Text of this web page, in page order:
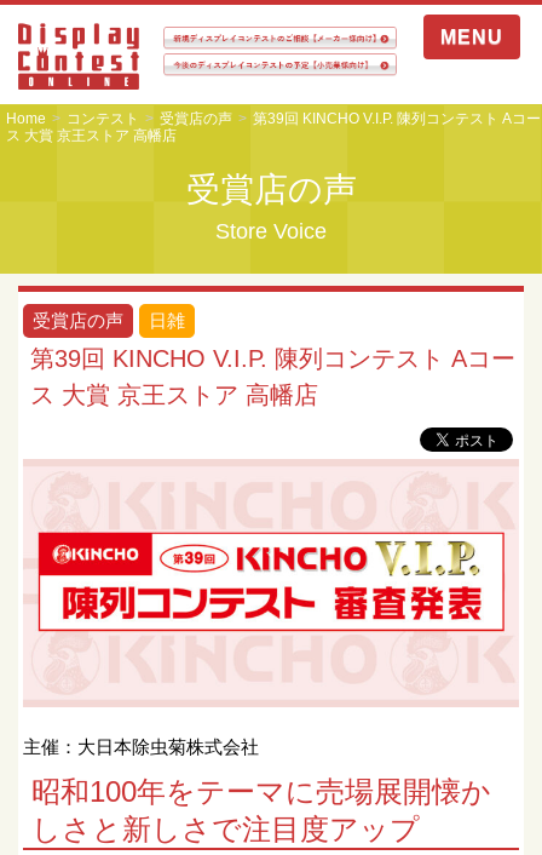
MENU
Home コンテスト 受賞店の声
第39回 KINCHO V.I.P. 陳列コンテスト Aコー
ス 大賞 京王ストア 高幡店
受賞店の声
Store Voice
受賞店の声 日雑
第39回 KINCHO V.I.P. 陳列コンテスト Aコー
ス 大賞 京王ストア 高幡店
主催：大日本除虫菊株式会社
昭和100年をテーマに売場展開懐か
しさと新しさで注目度アップ